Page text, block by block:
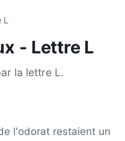
- Lettre L
la lettre L.
l'odorat restaient un